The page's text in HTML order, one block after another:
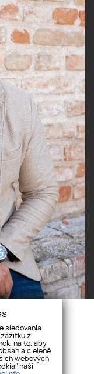
sledovania
z
na to, aby
a cielené
webových
naši